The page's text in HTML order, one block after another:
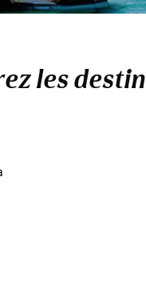
les